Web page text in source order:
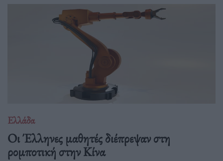
Ελλάδα
Οι Έλληνες μαθητές διέπρεψαν στη
ρομποτική στην Κίνα